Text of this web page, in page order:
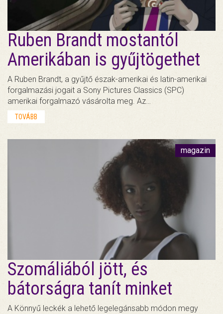
Ruben Brandt mostantól
Amerikában is gyűjtögethet
A Ruben Brandt, a gyűjtő észak-amerikai és latin-amerikai
forgalmazási jogait a Sony Pictures Classics (SPC)
amerikai forgalmazó vásárolta meg. Az…
TOVÁBB
magazin
Szomáliából jött, és
bátorságra tanít minket
A Könnyű leckék a lehető legelegánsabb módon megy